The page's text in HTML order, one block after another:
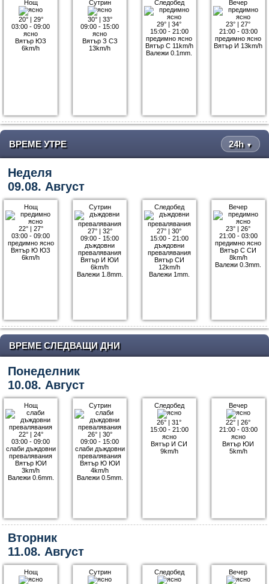
Нощ
20°| 29°
03:00 - 09:00
ясно
Вятър ЮЗ
6km/h
Сутрин
30°| 33°
09:00 - 15:00
ясно
Вятър З СЗ
13km/h
Следобед
29° |34°
15:00 - 21:00
предимно ясно
Вятър С 11km/h
Валежи 0.1mm.
Вечер
23° |27°
21:00 - 03:00
предимно ясно
Вятър И 13km/h
ВРЕМЕ УТРЕ 24h ▼
Неделя
09.08. Август
Нощ
22°| 27°
03:00 - 09:00
предимно ясно
Вятър Ю ЮЗ
6km/h
Сутрин
27°| 32°
09:00 - 15:00
дъждовни
превалявания
Вятър И ЮИ
6km/h
Валежи 1.8mm.
Следобед
27° |30°
15:00 - 21:00
дъждовни
превалявания
Вятър СИ
12km/h
Валежи 1mm.
Вечер
23° |26°
21:00 - 03:00
предимно ясно
Вятър С СИ
8km/h
Валежи 0.3mm.
ВРЕМЕ СЛЕДВАЩИ ДНИ
Понеделник
10.08. Август
Нощ
22°| 24°
03:00 - 09:00
слаби дъждовни
превалявания
Вятър ЮИ
3km/h
Валежи 0.6mm.
Сутрин
26°| 30°
09:00 - 15:00
слаби дъждовни
превалявания
Вятър Ю ЮИ
4km/h
Валежи 0.5mm.
Следобед
26° |31°
15:00 - 21:00
ясно
Вятър И СИ
9km/h
Вечер
22° |26°
21:00 - 03:00
ясно
Вятър ЮИ
5km/h
Вторник
11.08. Август
Нощ Сутрин Следобед Вечер